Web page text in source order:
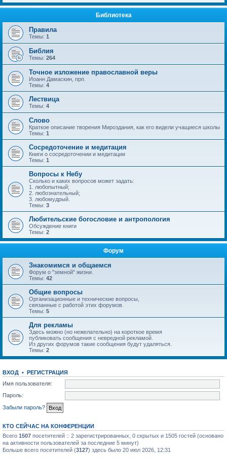
Библиотека
Правила
Темы: 1
Библия
Темы: 264
Точное изложение православной веры
Иоанн Дамаскин, прп.
Темы: 4
Лествица
Темы: 4
Слово
Краткое описание творения Мироздания, как его видели учащиеся школы
Темы: 1
Сосредоточение и медитация
Книги о сосредоточении и медитации
Темы: 1
Вопросы к Небу
Сколько и каких вопросов может задать:
1. любопытный;
2. любознательный;
3. любомудрый.
Темы: 3
Любительские богословие и антропология
Обсуждение книги
Темы: 2
Форум
Знакомимся и общаемся
Форум о "земной" жизни.
Темы: 42
Общие вопросы
Организационные и технические вопросы,
связанные с работой этих форумов.
Темы: 5
Для рекламы
Здесь можно (но нежелательно) на короткое время
публиковать сообщения с невредной рекламой.
Из других форумов такие сообщения будут удаляться.
Темы: 2
ВХОД • РЕГИСТРАЦИЯ
Имя пользователя:
Пароль:
Забыли пароль?
КТО СЕЙЧАС НА КОНФЕРЕНЦИИ
Всего 1507 посетителей :: 2 зарегистрированных, 0 скрытых и 1505 гостей (основано
на активности пользователей за последние 5 минут)
Больше всего посетителей (3127) здесь было 20 июл 2026, 12:31